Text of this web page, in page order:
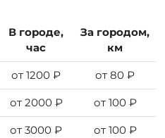
В городе,
час
За городом,
км
от 1200 ₽ от 80 ₽
от 2000 ₽ от 100 ₽
от 3000 ₽ от 100 ₽